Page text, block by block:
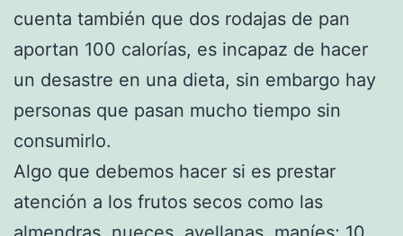
cuenta también que dos rodajas de pan
aportan 100 calorías, es incapaz de hacer
un desastre en una dieta, sin embargo hay
personas que pasan mucho tiempo sin
consumirlo.
Algo que debemos hacer si es prestar
atención a los frutos secos como las